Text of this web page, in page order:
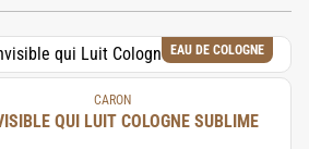
EAU DE COLOGNE
CARON
QUI LUIT COLOGNE SUBLIME